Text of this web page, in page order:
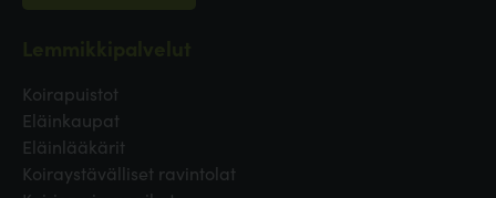
Koirapuistot
Eläinkaupat
Eläinlääkärit
Koiraystävälliset ravintolat